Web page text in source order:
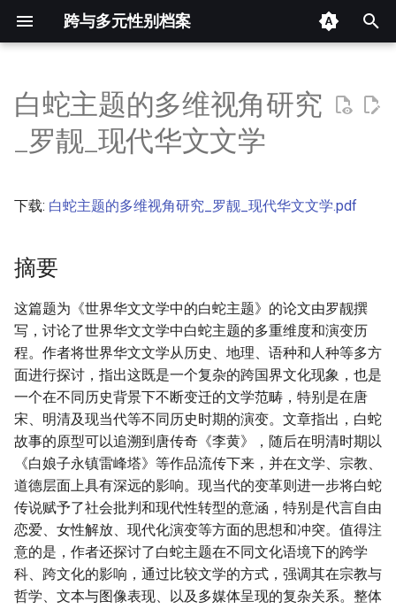
跨与多元性别档案
入
开
摘要
白蛇主题的多维视角研究
_罗靓_现代华文文学
下载: 白蛇主题的多维视角研究_罗靓_现代华文文学.pdf
摘要
这篇题为《世界华文文学中的白蛇主题》的论文由罗靓撰
写，讨论了世界华文文学中白蛇主题的多重维度和演变历
程。作者将世界华文文学从历史、地理、语种和人种等多方
面进行探讨，指出这既是一个复杂的跨国界文化现象，也是
一个在不同历史背景下不断变迁的文学范畴，特别是在唐
宋、明清及现当代等不同历史时期的演变。文章指出，白蛇
故事的原型可以追溯到唐传奇《李黄》，随后在明清时期以
《白娘子永镇雷峰塔》等作品流传下来，并在文学、宗教、
道德层面上具有深远的影响。现当代的变革则进一步将白蛇
传说赋予了社会批判和现代性转型的意涵，特别是代言自由
恋爱、女性解放、现代化演变等方面的思想和冲突。值得注
意的是，作者还探讨了白蛇主题在不同文化语境下的跨学
科、跨文化的影响，通过比较文学的方式，强调其在宗教与
哲学、文本与图像表现、以及多媒体呈现的复杂关系。整体